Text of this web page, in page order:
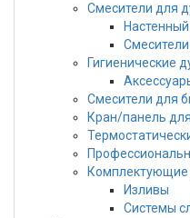
Смесители для
Гигиенические
Смесители для
Кран/панель
Комплектующие
Изливы
Системы